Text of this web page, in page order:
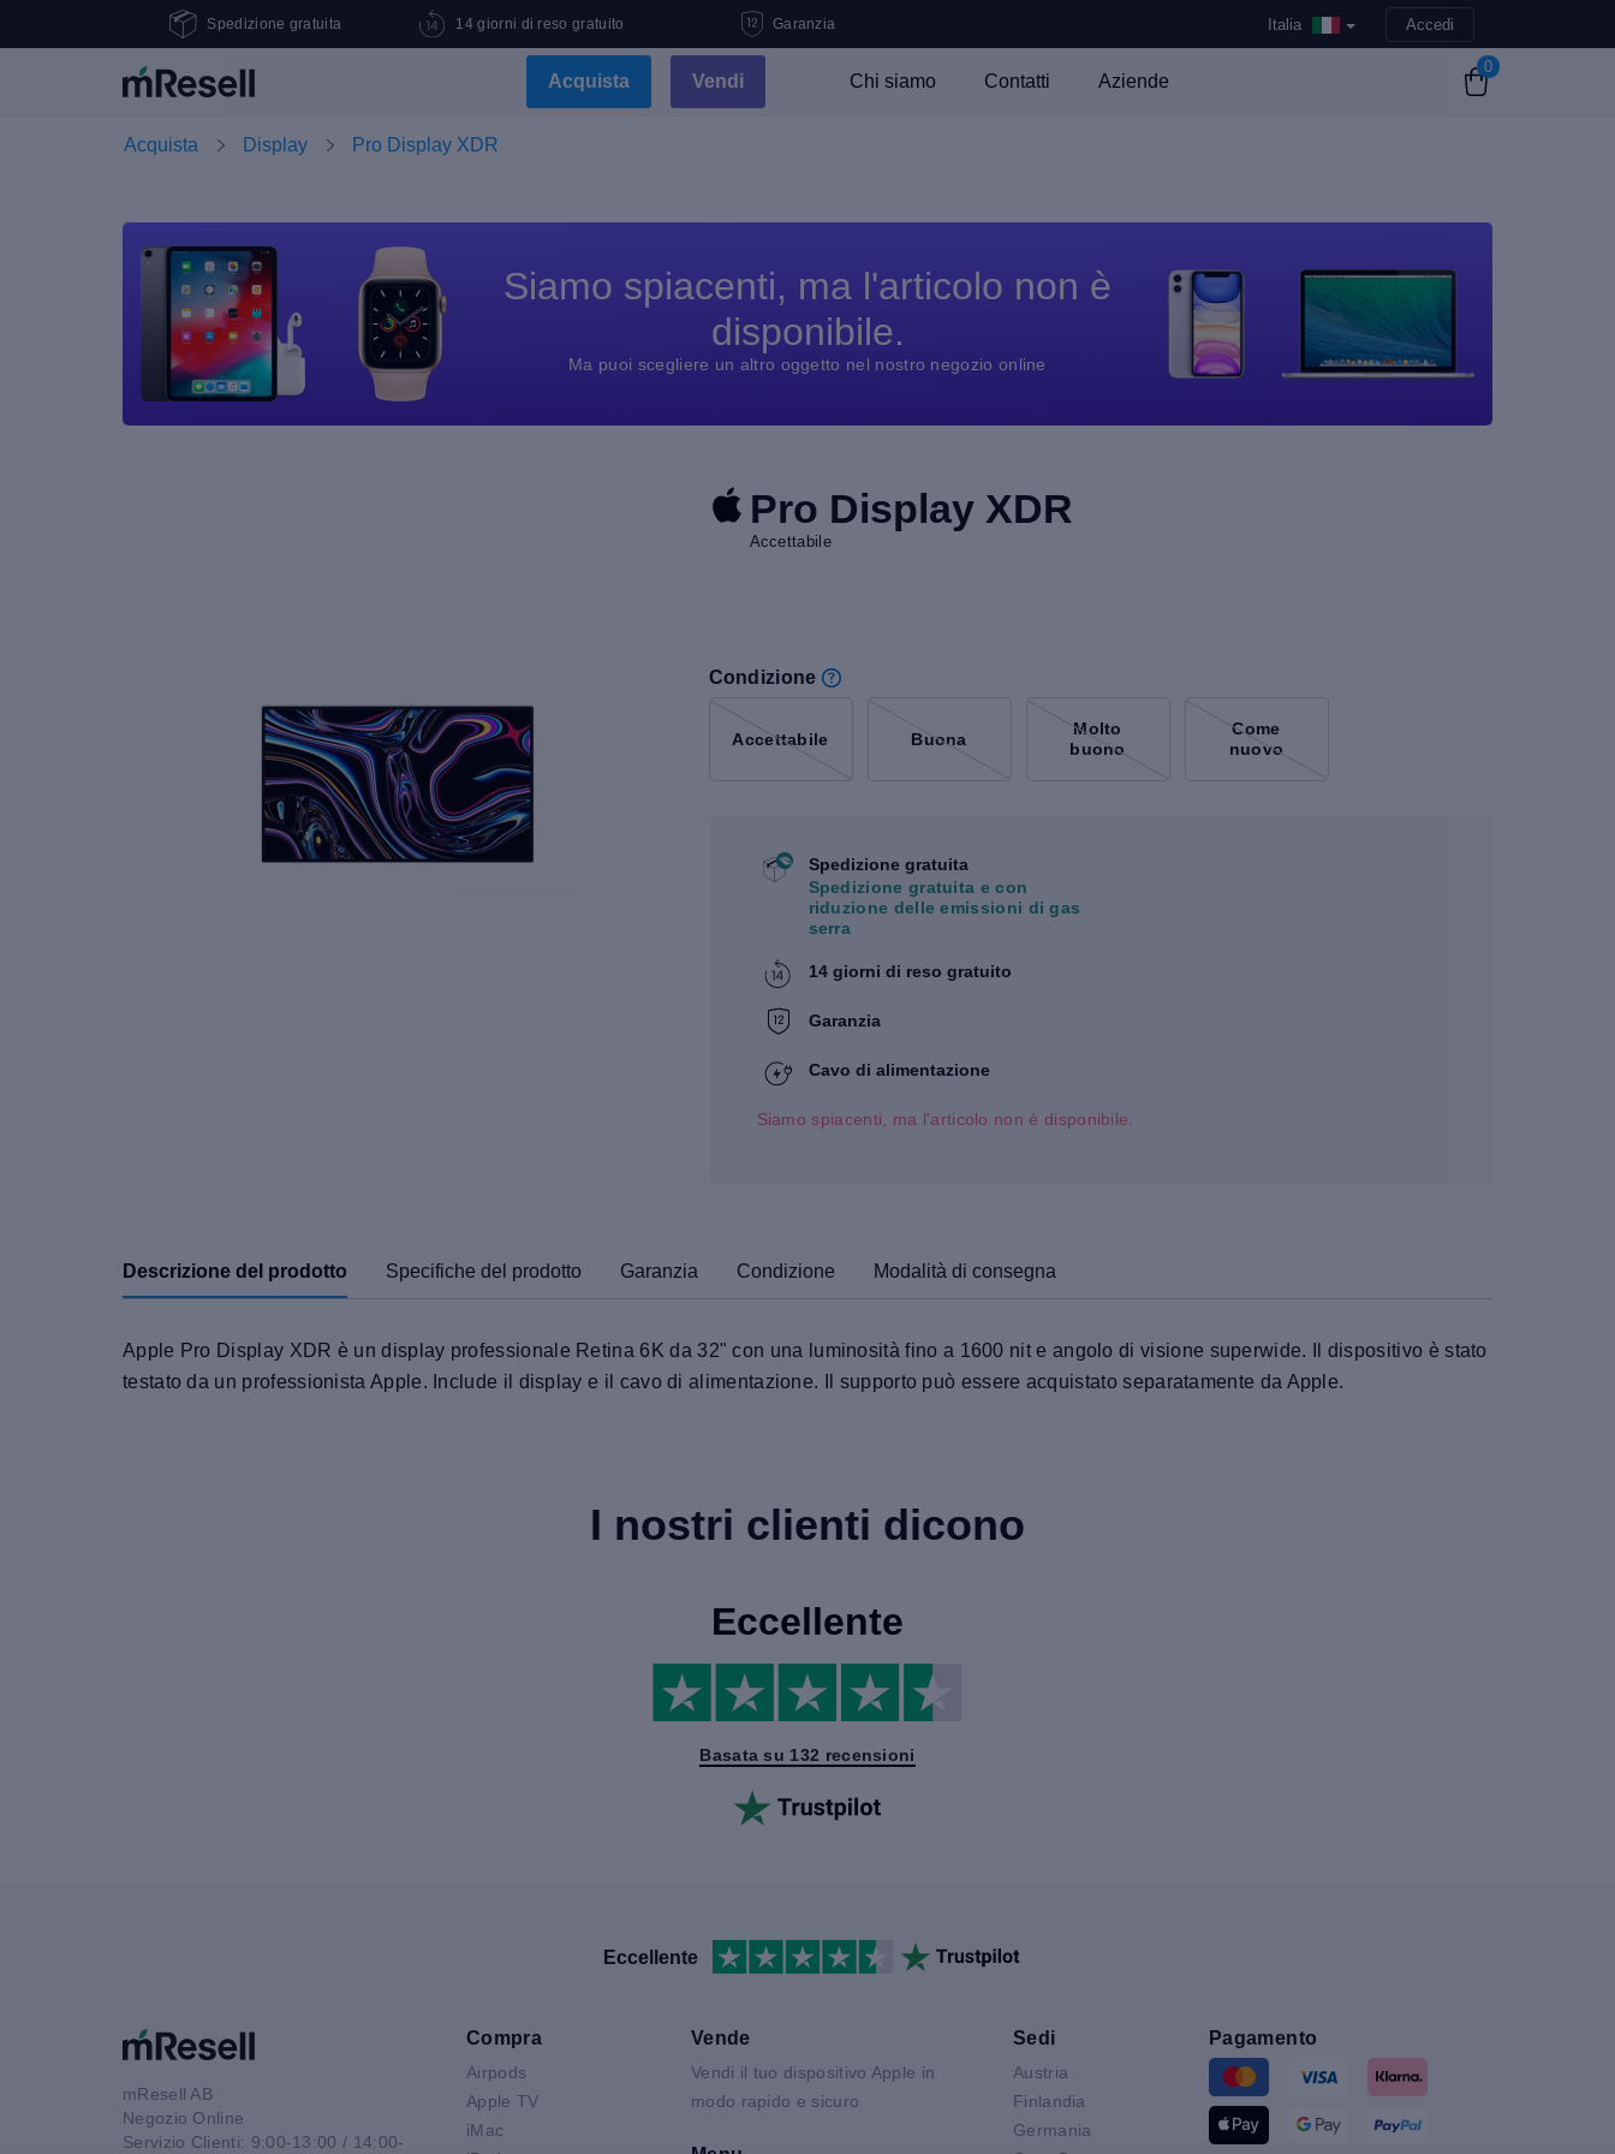
Spedizione gratuita 14 giorni di reso gratuito Garanzia Italia Accedi
Acquista Vendi Chi siamo Contatti Aziende
0
Acquista Display Pro Display XDR
Siamo spiacenti, ma l'articolo non è
disponibile.
Ma puoi scegliere un altro oggetto nel nostro negozio online
Pro Display XDR
Accettabile
Condizione
Accettabile Buona
Molto
buono
Come
nuovo
Spedizione gratuita
Spedizione gratuita e con
riduzione delle emissioni di gas
serra
14 giorni di reso gratuito
Garanzia
Cavo di alimentazione
Siamo spiacenti, ma l'articolo non è disponibile.
Descrizione del prodotto Specifiche del prodotto Garanzia Condizione Modalità di consegna
Apple Pro Display XDR è un display professionale Retina 6K da 32" con una luminosità fino a 1600 nit e angolo di visione superwide. Il dispositivo è stato
testato da un professionista Apple. Include il display e il cavo di alimentazione. Il supporto può essere acquistato separatamente da Apple.
I nostri clienti dicono
Eccellente
Basata su 132 recensioni
Eccellente
mResell AB
Negozio Online
Servizio Clienti: 9:00-13:00 / 14:00-
Compra
Airpods
Apple TV
iMac
Vende
Vendi il tuo dispositivo Apple in
modo rapido e sicuro
Sedi
Austria
Finlandia
Germania
Pagamento